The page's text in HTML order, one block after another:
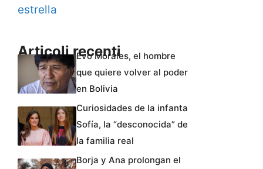
estrella
Articoli recentiEvo Morales, el hombre
que quiere volver al poder
en Bolivia
Curiosidades de la infanta
Sofía, la “desconocida” de
la familia real
Borja y Ana prolongan el